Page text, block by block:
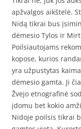
apžvalgos aikštelė.
Nidą tikrai bus
dėmesio Tylos ir
Poilsiautojams
kopose, kurios
yra užpustytas
dėmesio gamta. Ji
Žvejo etnografinė
įdomu bet kokio
Nidoje poilsis tikrai